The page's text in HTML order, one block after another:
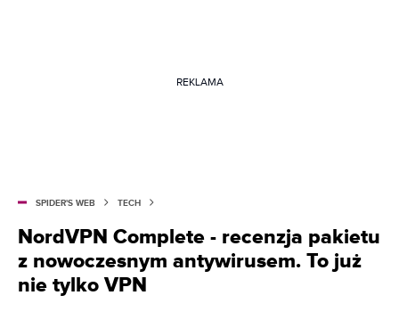
REKLAMA
SPIDER'S WEB TECH
NordVPN Complete - recenzja pakietu
z nowoczesnym antywirusem. To już
nie tylko VPN